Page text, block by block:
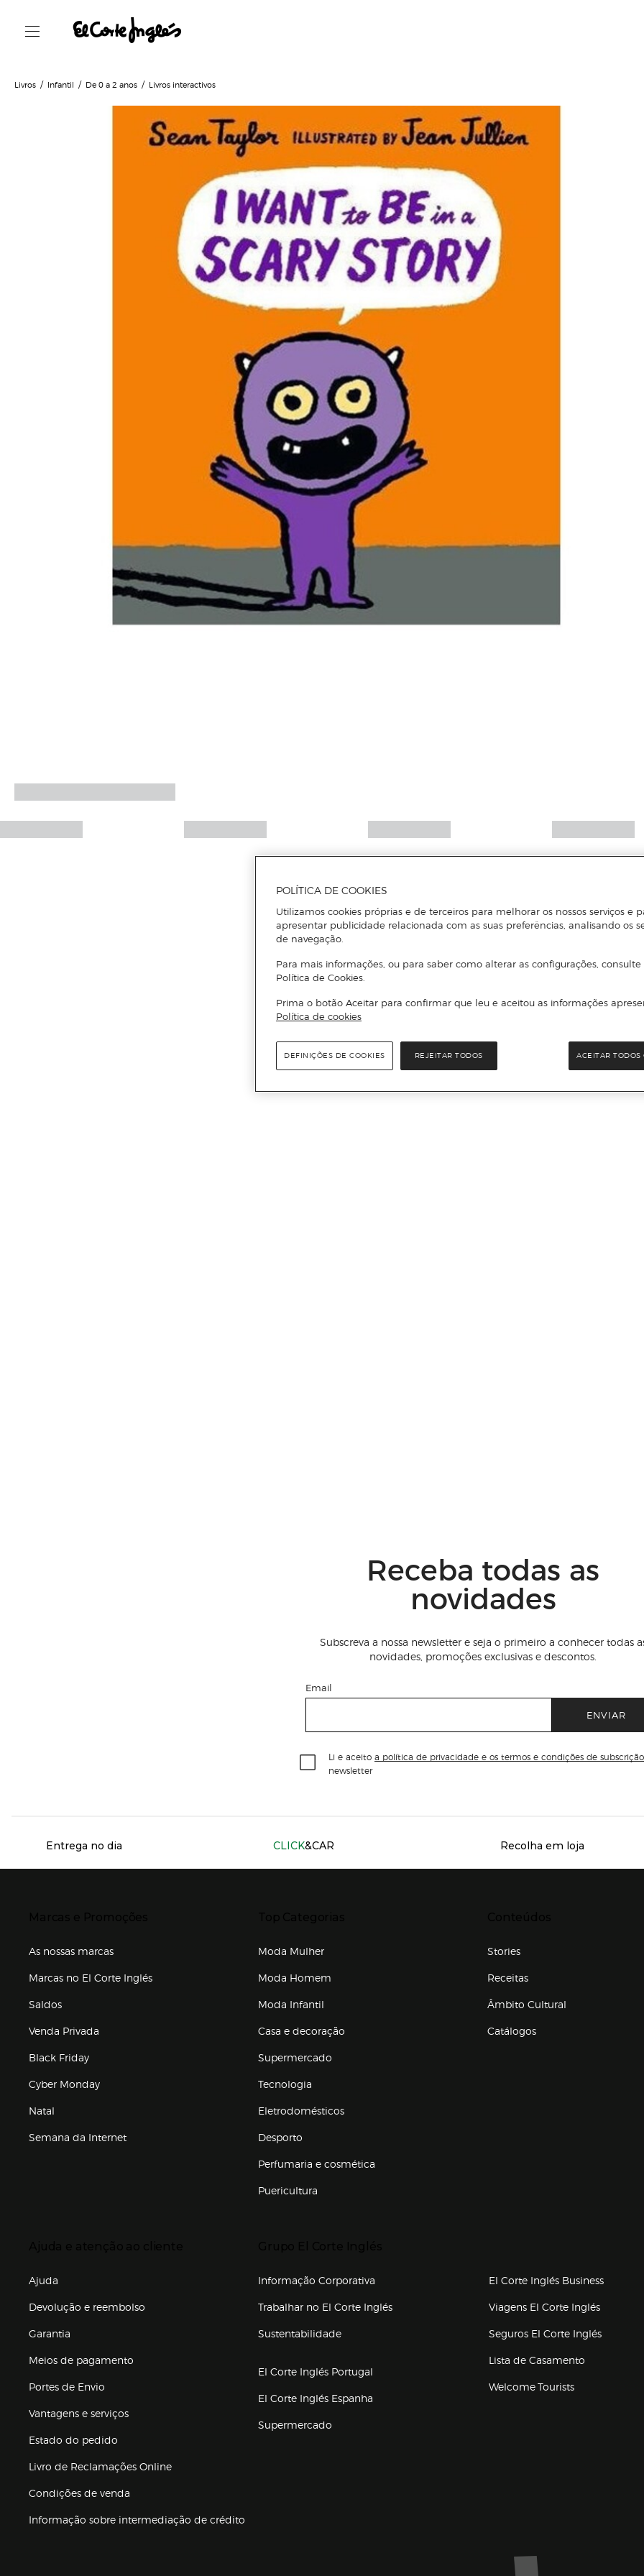
Livros Infantil De 0 a 2 anos Livros interactivos
Receba todas as
novidades
Subscreva a nossa newsletter e seja o primeiro a conhecer todas
novidades, promoções exclusivas e descontos.
Email
ENVIAR
Li e aceito a política de privacidade e os termos e condições de subscrição
newsletter
Servicios destacados
Entrega no dia CLICK&CAR Recolha em loja
As nossas marcas
Marcas no El Corte Inglés
Saldos
Venda Privada
Black Friday
Cyber Monday
Natal
Semana da Internet
Moda Mulher
Moda Homem
Moda Infantil
Casa e decoração
Supermercado
Tecnologia
Eletrodomésticos
Desporto
Perfumaria e cosmética
Puericultura
Stories
Receitas
Âmbito Cultural
Catálogos
Ajuda
Devolução e reembolso
Garantia
Meios de pagamento
Portes de Envio
Vantagens e serviços
Estado do pedido
Livro de Reclamações Online
Condições de venda
Informação sobre intermediação de crédito
Informação Corporativa
Trabalhar no El Corte Inglés(abre en nueva ventana)
Sustentabilidade
El Corte Inglés Portugal
El Corte Inglés Espanha
Supermercado
El Corte Inglés Business
Viagens El Corte Inglés(abre en
Seguros El Corte Inglés(abre en
Lista de Casamento
Welcome Tourists
Marca El Corte Inglés
POLÍTICA DE COOKIES
Utilizamos cookies próprias e de terceiros para melhorar os nossos serviços e
apresentar publicidade relacionada com as suas preferências, analisando os
de navegação.
Para mais informações, ou para saber como alterar as configurações, consulte
Política de Cookies.
Prima o botão Aceitar para confirmar que leu e aceitou as informações
Política de cookies
REJEITAR TODOS ACEITAR TODOS
DEFINIÇÕES DE COOKIES